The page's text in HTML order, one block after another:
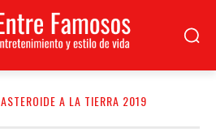
ASTEROIDE A LA TIERRA 2019